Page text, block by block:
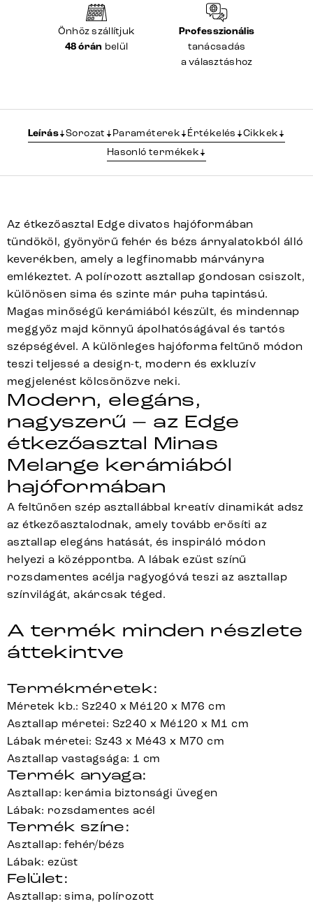
Önhöz szállítjuk
48 órán belül
Professzionális
tanácsadás
a választáshoz
Leírás Sorozat Paraméterek Értékelés
Cikkek
Hasonló termékek
Az étkezőasztal Edge divatos hajóformában
tündököl, gyönyörű fehér és bézs árnyalatokból álló
keverékben, amely a legfinomabb márványra
emlékeztet. A polírozott asztallap gondosan csiszolt,
különösen sima és szinte már puha tapintású.
Magas minőségű kerámiából készült, és mindennap
meggyőz majd könnyű ápolhatóságával és tartós
szépségével. A különleges hajóforma feltűnő módon
teszi teljessé a design-t, modern és exkluzív
megjelenést kölcsönözve neki.
Modern, elegáns,
nagyszerű – az Edge
étkezőasztal Minas
Melange kerámiából
hajóformában
A feltűnően szép asztallábbal kreatív dinamikát adsz
az étkezőasztalodnak, amely tovább erősíti az
asztallap elegáns hatását, és inspiráló módon
helyezi a középpontba. A lábak ezüst színű
rozsdamentes acélja ragyogóvá teszi az asztallap
színvilágát, akárcsak téged.
A termék minden részlete
áttekintve
Termékméretek:
Méretek kb.: Sz240 x Mé120 x M76 cm
Asztallap méretei: Sz240 x Mé120 x M1 cm
Lábak méretei: Sz43 x Mé43 x M70 cm
Asztallap vastagsága: 1 cm
Termék anyaga:
Asztallap: kerámia biztonsági üvegen
Lábak: rozsdamentes acél
Termék színe:
Asztallap: fehér/bézs
Lábak: ezüst
Felület:
Asztallap: sima, polírozott